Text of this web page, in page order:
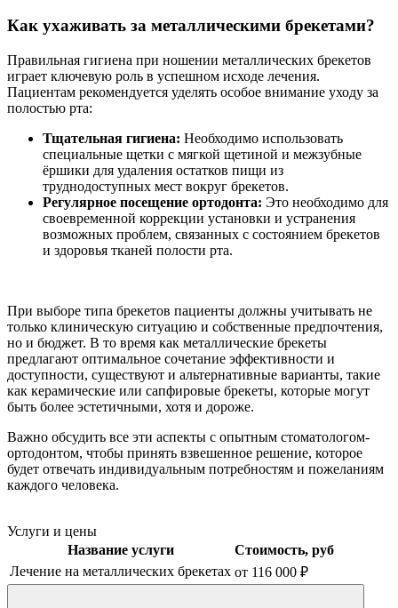
Как ухаживать за металлическими брекетами?
Правильная гигиена при ношении металлических брекетов
играет ключевую роль в успешном исходе лечения.
Пациентам рекомендуется уделять особое внимание уходу за
полостью рта:
Тщательная гигиена: Необходимо использовать
специальные щетки с мягкой щетиной и межзубные
ёршики для удаления остатков пищи из
труднодоступных мест вокруг брекетов.
Регулярное посещение ортодонта: Это необходимо для
своевременной коррекции установки и устранения
возможных проблем, связанных с состоянием брекетов
и здоровья тканей полости рта.
При выборе типа брекетов пациенты должны учитывать не
только клиническую ситуацию и собственные предпочтения,
но и бюджет. В то время как металлические брекеты
предлагают оптимальное сочетание эффективности и
доступности, существуют и альтернативные варианты, такие
как керамические или сапфировые брекеты, которые могут
быть более эстетичными, хотя и дороже.
Важно обсудить все эти аспекты с опытным стоматологом-
ортодонтом, чтобы принять взвешенное решение, которое
будет отвечать индивидуальным потребностям и пожеланиям
каждого человека.
Услуги и цены
Название услуги
Стоимость, руб
Лечение на металлических брекетах от 116 000 ₽